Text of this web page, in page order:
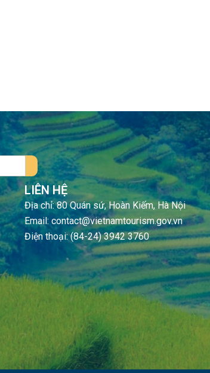
LIÊN HỆ
Địa chỉ: 80 Quán sứ, Hoàn Kiếm, Hà Nội
Email: contact@vietnamtourism.gov.vn
Điện thoại: (84-24) 3942 3760